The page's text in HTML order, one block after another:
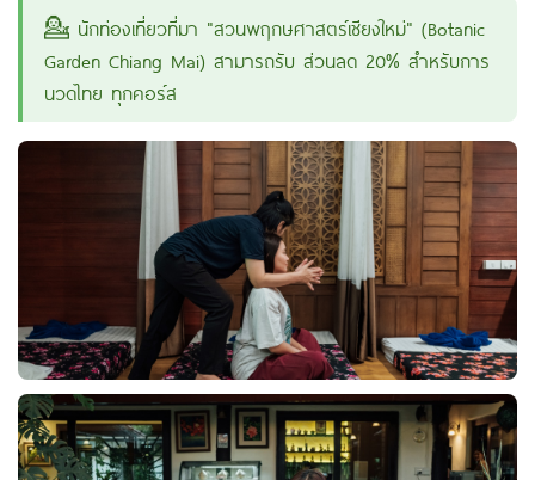
💁 นักท่องเที่ยวที่มา "สวนพฤกษศาสตร์เชียงใหม่" (Botanic
Garden Chiang Mai) สามารถรับ ส่วนลด 20% สำหรับการ
นวดไทย ทุกคอร์ส